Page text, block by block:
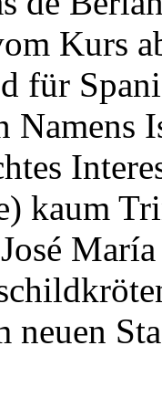
für
Namens
kaum
José
neuen